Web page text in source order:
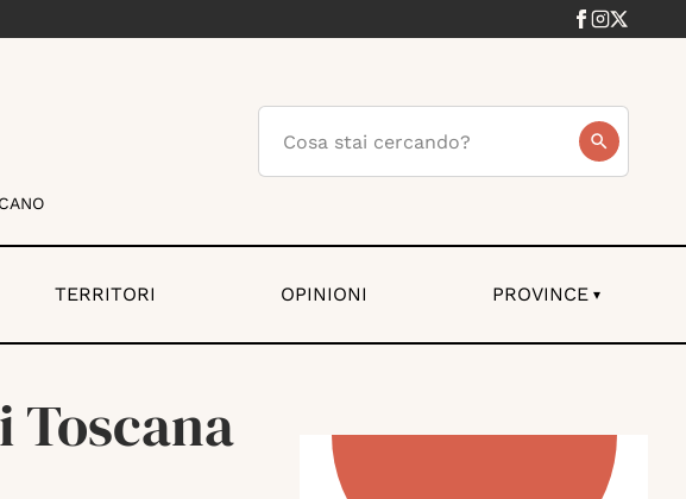
TERRITORI OPINIONI PROVINCE ▾
Toscana